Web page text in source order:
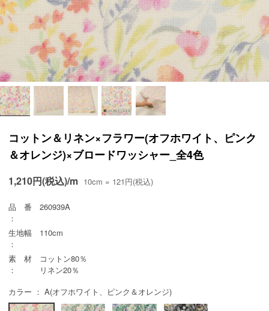
コットン＆リネン×フラワー(オフホワイト、ピンク
＆オレンジ)×ブロードワッシャー_全4色
1,210円(税込)/m 10cm = 121円(税込)
品 番
：
260939A
生地幅
：
110cm
素 材
：
コットン80％
リネン20％
カラー ： A(オフホワイト、ピンク＆オレンジ)